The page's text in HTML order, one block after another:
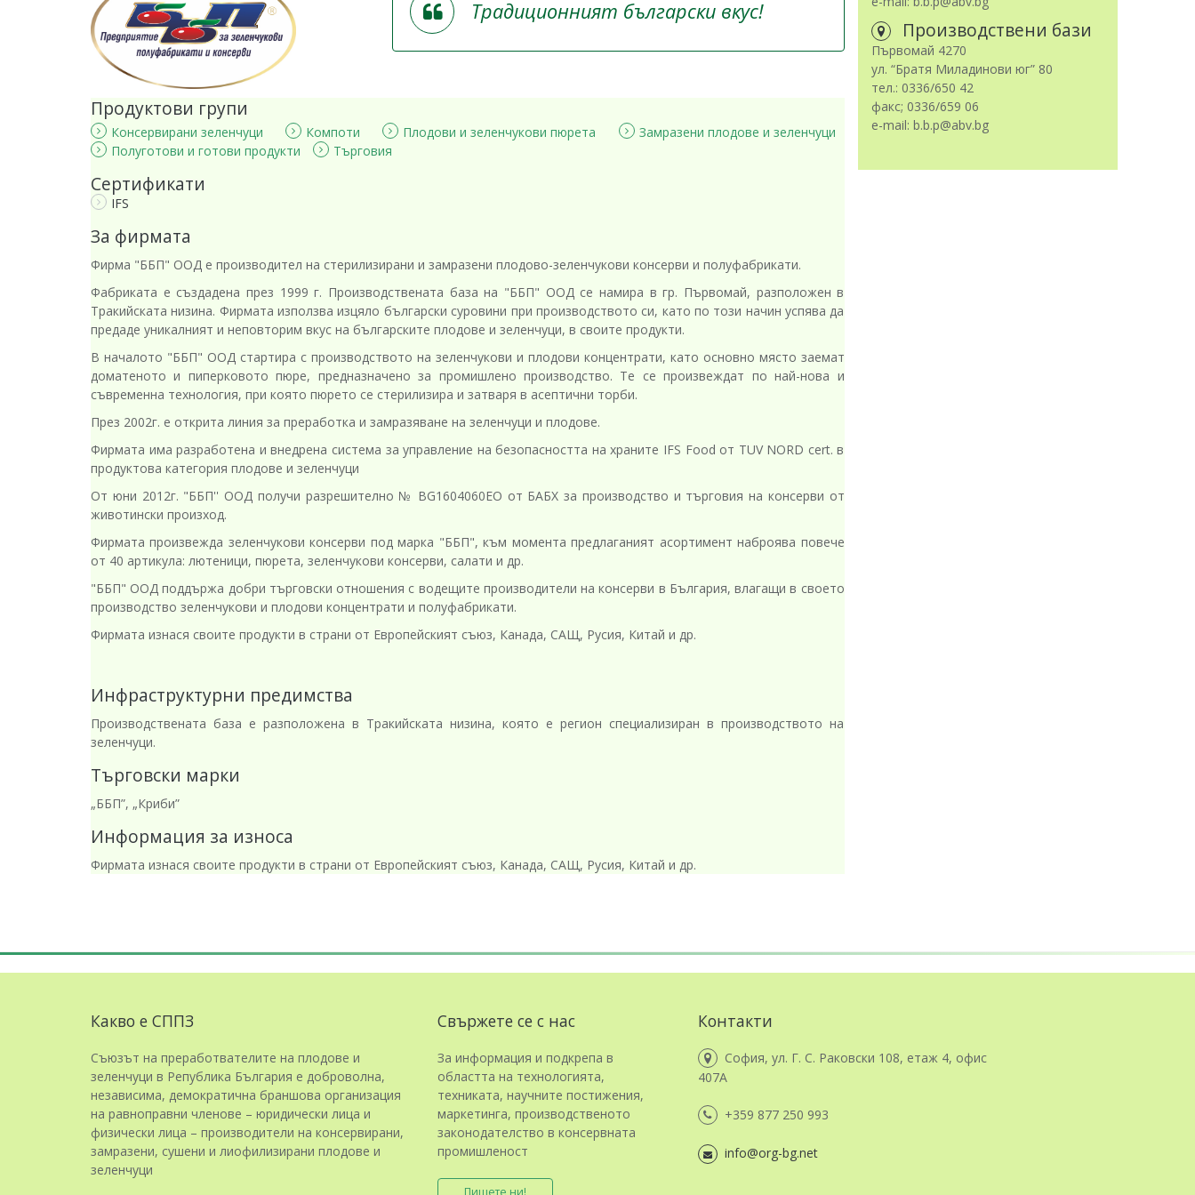
Традиционният български вкус!
Продуктови групи
Консервирани зеленчуци Компоти Плодови и зеленчукови пюрета
Замразени плодове и зеленчуци
Полуготови и готови продукти
Търговия
Сертификати
IFS
За фирмата
Фирма "ББП" ООД е производител на стерилизирани и замразени плодово-зеленчукови консерви и полуфабрикати.
Фабриката е създадена през 1999 г. Производствената база на "ББП" ООД се намира в гр. Първомай, разположен в
Тракийската низина. Фирмата използва изцяло български суровини при производството си, като по този начин успява да
предаде уникалният и неповторим вкус на българските плодове и зеленчуци, в своите продукти.
В началото "ББП" ООД стартира с производството на зеленчукови и плодови концентрати, като основно място заемат
доматеното и пиперковото пюре, предназначено за промишлено производство. Те се произвеждат по най-нова и
съвременна технология, при която пюрето се стерилизира и затваря в асептични торби.
През 2002г. е открита линия за преработка и замразяване на зеленчуци и плодове.
Фирмата има разработена и внедрена система за управление на безопасността на храните IFS Food от TUV NORD cert. в
продуктова категория плодове и зеленчуци
От юни 2012г. "ББП'' ООД получи разрешително № BG1604060EO от БАБХ за производство и търговия на консерви от
животински произход.
Фирмата произвежда зеленчукови консерви под марка "ББП", към момента предлаганият асортимент наброява повече
от 40 артикула: лютеници, пюрета, зеленчукови консерви, салати и др.
"ББП" ООД поддържа добри търговски отношения с водещите производители на консерви в България, влагащи в своето
производство зеленчукови и плодови концентрати и полуфабрикати.
Фирмата изнася своите продукти в страни от Европейският съюз, Канада, САЩ, Русия, Китай и др.
Инфраструктурни предимства
Производствената база е разположена в Тракийската низина, която е регион специализиран в производството на
зеленчуци.
Търговски марки
„ББП”, „Криби”
Информация за износа
Фирмата изнася своите продукти в страни от Европейският съюз, Канада, САЩ, Русия, Китай и др.
Производствени бази
Първомай 4270
ул. “Братя Миладинови юг” 80
тел.: 0336/650 42
факс; 0336/659 06
e-mail: b.b.p@abv.bg
Какво е СППЗ
Съюзът на преработвателите на плодове и
зеленчуци в Република България е доброволна,
независима, демократична браншова организация
на равноправни членове – юридически лица и
физически лица – производители на консервирани,
замразени, сушени и лиофилизирани плодове и
зеленчуци
Свържете се с нас
За информация и подкрепа в
областта на технологията,
техниката, научните постижения,
маркетинга, производственото
законодателство в консервната
промишленост
Пишете ни!
Контакти
София, ул. Г. С. Раковски 108, етаж 4, офис
407А
+359 877 250 993
info@org-bg.net